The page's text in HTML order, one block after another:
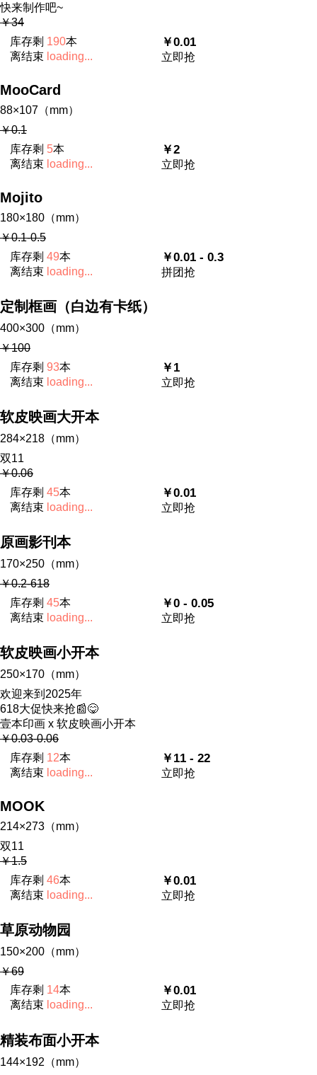
快来制作吧~
￥34
库存剩 190本
离结束 loading...
￥0.01
立即抢
MooCard
88×107（mm）
￥0.1
库存剩 5本
离结束 loading...
￥2
立即抢
Mojito
180×180（mm）
￥0.1-0.5
库存剩 49本
离结束 loading...
￥0.01 - 0.3
拼团抢
定制框画（白边有卡纸）
400×300（mm）
￥100
库存剩 93本
离结束 loading...
￥1
立即抢
软皮映画大开本
284×218（mm）
双11
￥0.06
库存剩 45本
离结束 loading...
￥0.01
立即抢
原画影刊本
170×250（mm）
￥0.2-618
库存剩 45本
离结束 loading...
￥0 - 0.05
立即抢
软皮映画小开本
250×170（mm）
欢迎来到2025年
618大促快来抢📰😋
壹本印画 x 软皮映画小开本
￥0.03-0.06
库存剩 12本
离结束 loading...
￥11 - 22
立即抢
MOOK
214×273（mm）
双11
￥1.5
库存剩 46本
离结束 loading...
￥0.01
立即抢
草原动物园
150×200（mm）
￥69
库存剩 14本
离结束 loading...
￥0.01
立即抢
精装布面小开本
144×192（mm）